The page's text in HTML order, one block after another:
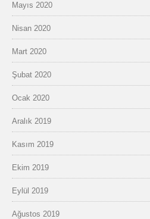
Mayıs 2020
Nisan 2020
Mart 2020
Şubat 2020
Ocak 2020
Aralık 2019
Kasım 2019
Ekim 2019
Eylül 2019
Ağustos 2019